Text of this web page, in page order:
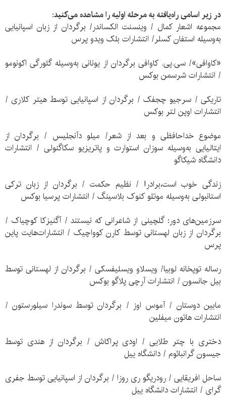
در زیر اسامی راه‌یافته به مرحله اولیه را مشاهده می‌کنید:
مجموعه اشعار کمال / وینسنت الکساندر/ برگردان از زبان اسپانیایی
به‌وسیله استفان کسلر/ انتشارات بلک ویدو پرس
«کاوافی»/ سی.پی. کاوافی برگردان از یونانی به‌وسیله گئورگی اکونومو
/ انتشارات شرسمن بوکس
تاریکی / سرجیو چجفک / برگردان از اسپانیایی توسط هیتر کلاری /
انتشارات اوپن لتر بوکس
موضوع خداحافظی و بعد از شعر/ میلو دآنجلیس / برگردان از
ایتالیایی به‌وسیله سوزان استوارت و پاتریزیو سکاگنولی / انتشارات
دانشگاه شیکاگو
زندگی خوب است،برادر! / نظیم حکمت / برگردان از زبان ترکی
استانبولی به‌وسیله موتلو کنوک بلاسینگ / انتشارات پرسیا بوکس
سرزمین‌های دور: گلچینی از شاعرانی که نیستند / آگنیزکا کوچیاک /
برگردان از زبان لهستانی توسط کارن کوواچیک / انتشارات‌هایت پاین
پرس
رساله توپخانه لوبیا/ ویسلاو ویسلیفسکی / برگردان از لهستانی توسط
بیل جانسون / انتشارات آرچی پلاگو بوکس
مابین دوستان / آموس اوز / برگردان توسط سوندرا سیلورستون /
انتشارات هاتون میفلین
دختری با چتر طلایی / اودی پراکاش / برگردان از هندی توسط
جیسون گرانبائوم / دانشگاه ییل
ساحل افریقایی / رودریگو ری روزا / برگردان از اسپانیایی توسط جفری
گرای / انتشارات دانشگاه ییل